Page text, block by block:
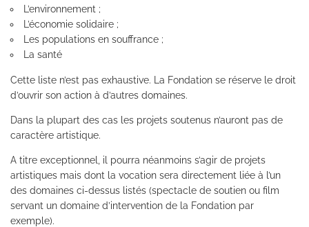
L’environnement ;
L’économie solidaire ;
Les populations en souffrance ;
La santé
Cette liste n’est pas exhaustive. La Fondation se réserve le droit
d’ouvrir son action à d’autres domaines.
Dans la plupart des cas les projets soutenus n’auront pas de
caractère artistique.
A titre exceptionnel, il pourra néanmoins s’agir de projets
artistiques mais dont la vocation sera directement liée à l’un
des domaines ci-dessus listés (spectacle de soutien ou film
servant un domaine d’intervention de la Fondation par
exemple).